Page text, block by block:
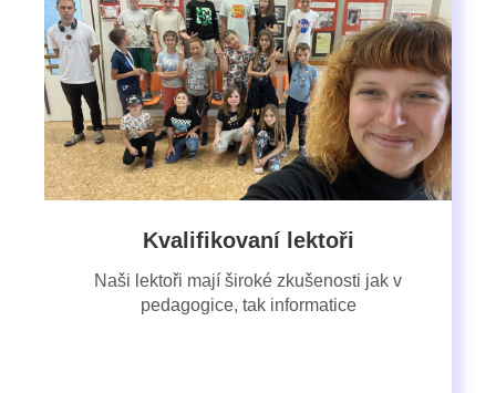
Kvalifikovaní lektoři
Naši lektoři mají široké zkušenosti jak v
pedagogice, tak informatice